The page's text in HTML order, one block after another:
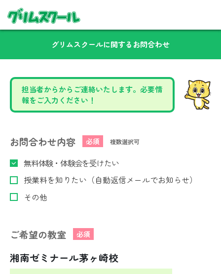
グリムスクールに関するお問合わせ
担当者からからご連絡いたします。必要情
報をご入力ください！
お問合わせ内容 必須 複数選択可
無料体験・体験会を受けたい
授業料を知りたい（自動返信メールでお知らせ）
その他
ご希望の教室 必須
湘南ゼミナール茅ヶ崎校